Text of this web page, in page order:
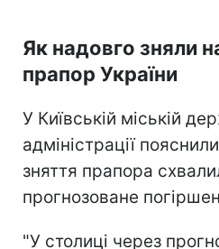
Як надовго зняли
прапор України
У Київській міській
адміністрації
зняття прапора
прогнозоване
"У столиці через